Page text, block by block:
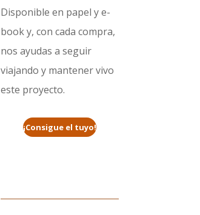
Disponible en papel y e-
book y, con cada compra,
nos ayudas a seguir
viajando y mantener vivo
este proyecto.
¡Consigue el tuyo!